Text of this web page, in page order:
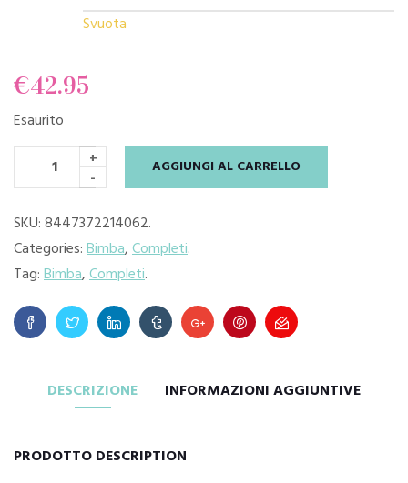
Svuota
€42.95
Esaurito
+
-
AGGIUNGI AL CARRELLO
SKU:8447372214062.
Categories:Bimba,Completi.
Tag:Bimba,Completi.
DESCRIZIONE INFORMAZIONI AGGIUNTIVE
PRODOTTO DESCRIPTION